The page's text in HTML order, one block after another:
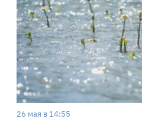
26 мая в 14:55